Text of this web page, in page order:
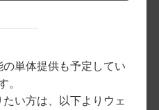
単体提供も予定してい
。
い方は、以下よりウェ